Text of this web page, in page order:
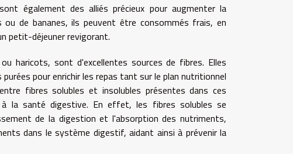
également des alliés précieux pour augmenter la
de bananes, ils peuvent être consommés frais, en
petit-déjeuner revigorant.
haricots, sont d'excellentes sources de fibres. Elles
pour enrichir les repas tant sur le plan nutritionnel
fibres solubles et insolubles présentes dans ces
à la santé digestive. En effet, les fibres solubles se
de la digestion et l'absorption des nutriments,
dans le système digestif, aidant ainsi à prévenir la